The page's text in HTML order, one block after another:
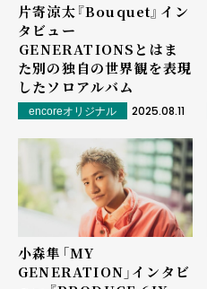
片寄涼太『Bouquet』イン
タビュー
――GENERATIONSとはま
た別の独⾃の世界観を表現
したソロアルバム
encoreオリジナル 2025.08.11
小森隼「MY
GENERATION」インタビ